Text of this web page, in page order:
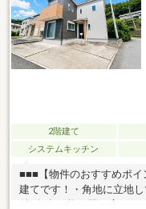
2階建て
システムキッチン
■■■【物件のおすすめポ
建てです！・角地に立地